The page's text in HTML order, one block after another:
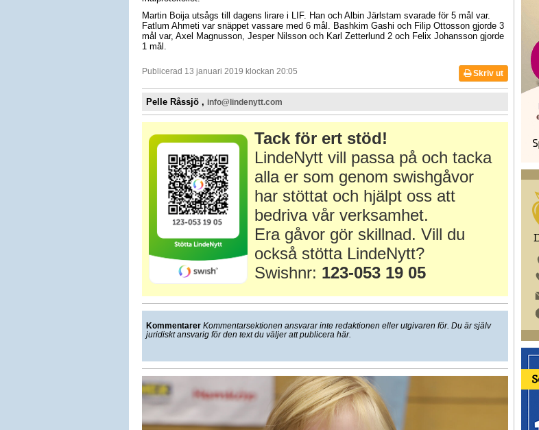
Martin Boija utsågs till dagens lirare i LIF. Han och Albin Järlstam svarade för 5 mål var.
Fatlum Ahmeti var snäppet vassare med 6 mål. Bashkim Gashi och Filip Ottosson gjorde 3
mål var, Axel Magnusson, Jesper Nilsson och Karl Zetterlund 2 och Felix Johansson gjorde
1 mål.
Publicerad 13 januari 2019 klockan 20:05 Skriv ut
Pelle Råssjö , info@lindenytt.com
Tack för ert stöd!
LindeNytt vill passa på och tacka
alla er som genom swishgåvor
har stöttat och hjälpt oss att
bedriva vår verksamhet.
Era gåvor gör skillnad. Vill du
också stötta LindeNytt?
Swishnr: 123-053 19 05
Kommentarer Kommentarsektionen ansvarar inte redaktionen eller utgivaren för. Du är själv
juridiskt ansvarig för den text du väljer att publicera här.